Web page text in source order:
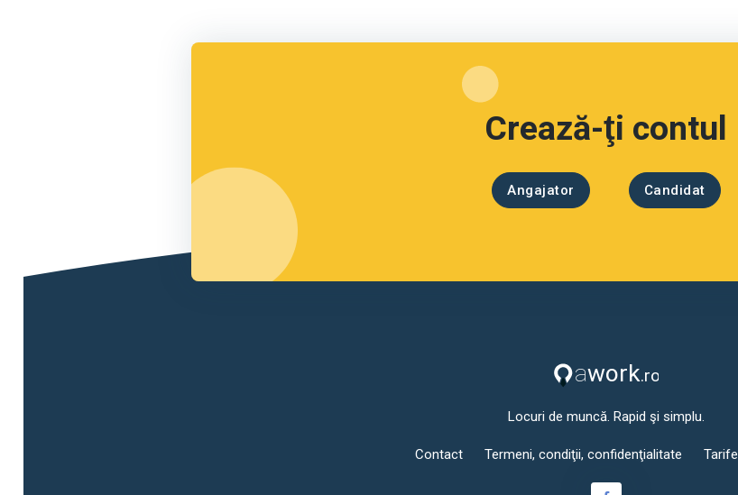
Crează-ţi contul
Angajator Candidat
Locuri de muncă. Rapid şi simplu.
Contact Termeni, condiţii, confidenţialitate Tarife